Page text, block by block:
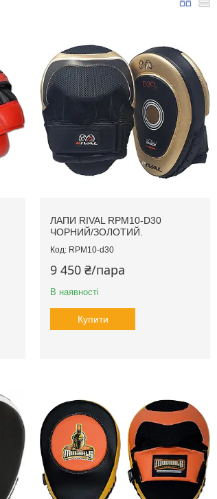
ЛАПИ RIVAL RPM10-D30
ЧОРНИЙ/ЗОЛОТИЙ.
RPM10-d30
9 450 ₴/пара
В наявності
Купити